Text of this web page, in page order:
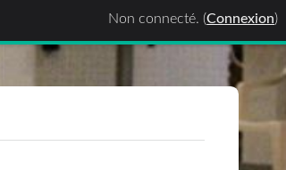
Non connecté. (Connexion)